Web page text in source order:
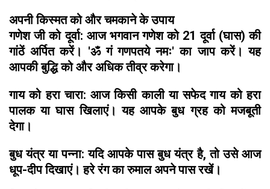
अपनी किस्मत को और चमकाने के उपाय
गणेश जी को दूर्वा: आज भगवान गणेश को 21 दूर्वा (घास) की
गांठें अर्पित करें। 'ॐ गं गणपतये नमः' का जाप करें। यह
आपकी बुद्धि को और अधिक तीव्र करेगा।
गाय को हरा चारा: आज किसी काली या सफेद गाय को हरा
पालक या घास खिलाएं। यह आपके बुध ग्रह को मजबूती
देगा।
बुध यंत्र या पन्ना: यदि आपके पास बुध यंत्र है, तो उसे आज
धूप-दीप दिखाएं। हरे रंग का रुमाल अपने पास रखें।